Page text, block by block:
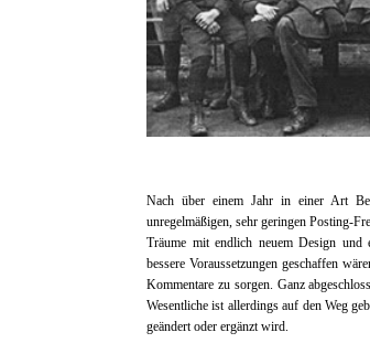
Nach über einem Jahr in einer Art
unregelmäßigen, sehr geringen Posting-
Träume mit endlich neuem Design und
bessere Voraussetzungen geschaffen
Kommentare zu sorgen. Ganz
Wesentliche ist allerdings auf den Weg
geändert oder ergänzt wird.